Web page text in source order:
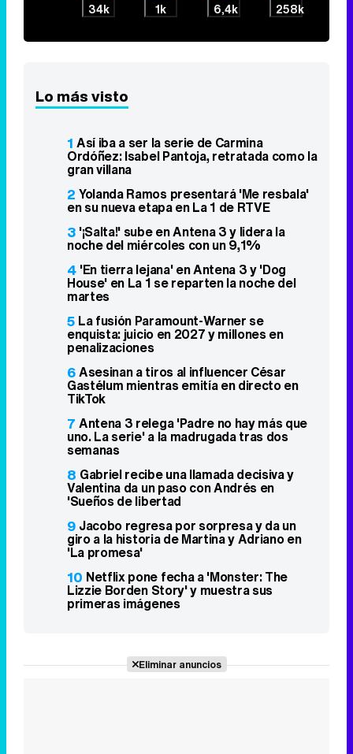
34k 1k 6,4k 258k
Lo más visto
1 Así iba a ser la serie de Carmina
Ordóñez: Isabel Pantoja, retratada como la
gran villana
2 Yolanda Ramos presentará 'Me resbala'
en su nueva etapa en La 1 de RTVE
3 '¡Salta!' sube en Antena 3 y lidera la
noche del miércoles con un 9,1%
4 'En tierra lejana' en Antena 3 y 'Dog
House' en La 1 se reparten la noche del
martes
5 La fusión Paramount-Warner se
enquista: juicio en 2027 y millones en
penalizaciones
6Asesinan a tiros al influencer César
Gastélum mientras emitía en directo en
TikTok
7 Antena 3 relega 'Padre no hay más que
uno. La serie' a la madrugada tras dos
semanas
8 Gabriel recibe una llamada decisiva y
Valentina da un paso con Andrés en
'Sueños de libertad
9 Jacobo regresa por sorpresa y da un
giro a la historia de Martina y Adriano en
'La promesa'
10 Netflix pone fecha a 'Monster: The
Lizzie Borden Story' y muestra sus
primeras imágenes
Eliminar anuncios